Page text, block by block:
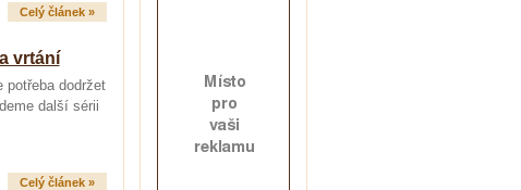
Celý článek »
vrtání
dodržet
další sérii
Celý článek »